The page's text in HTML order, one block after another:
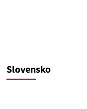
Slovensko